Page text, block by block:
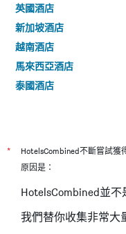
英國酒店
新加坡酒店
越南酒店
馬來西亞酒店
泰國酒店
* HotelsCombined不斷嘗試獲
原因是：
HotelsCombined並不
我們替你收集非常大